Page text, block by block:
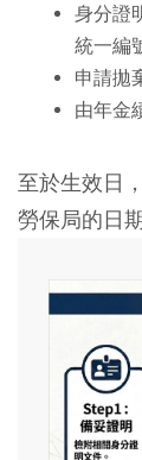
身分證
統一編
申請拋
由年金
至於生效日
勞保局的日